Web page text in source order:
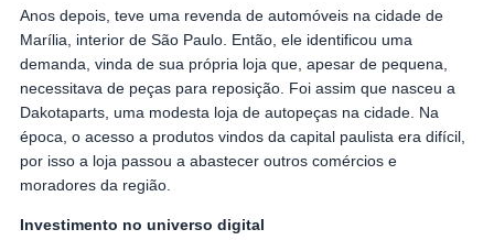
Anos depois, teve uma revenda de automóveis na cidade de
Marília, interior de São Paulo. Então, ele identificou uma
demanda, vinda de sua própria loja que, apesar de pequena,
necessitava de peças para reposição. Foi assim que nasceu a
Dakotaparts, uma modesta loja de autopeças na cidade. Na
época, o acesso a produtos vindos da capital paulista era difícil,
por isso a loja passou a abastecer outros comércios e
moradores da região.
Investimento no universo digital